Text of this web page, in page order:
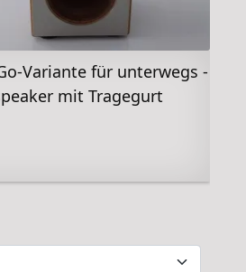
Variante für unterwegs -
mit Tragegurt